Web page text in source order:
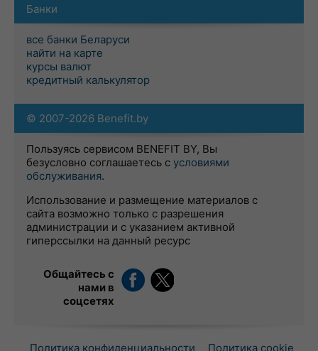
Банки
все банки Беларуси
найти на карте
курсы валют
кредитный калькулятор
© 2007-2026 Benefit.by
Пользуясь сервисом BENEFIT BY, Вы
безусловно соглашаетесь с условиями
обслуживания.
Использование и размещение материалов с
сайта возможно только с разрешения
администрации и с указанием активной
гиперссылки на данный ресурс
Общайтесь с
нами в
соцсетях
Политика конфиденциальности Политика cookie